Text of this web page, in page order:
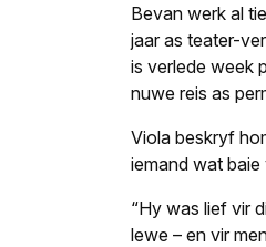
Bevan werk al
jaar as teater-
is verlede week
nuwe reis as
Viola beskryf
iemand wat
“Hy was lief vir
lewe – en vir